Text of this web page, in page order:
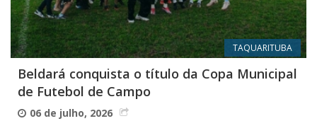
TAQUARITUBA
Beldará conquista o título da Copa Municipal
de Futebol de Campo
06 de julho, 2026